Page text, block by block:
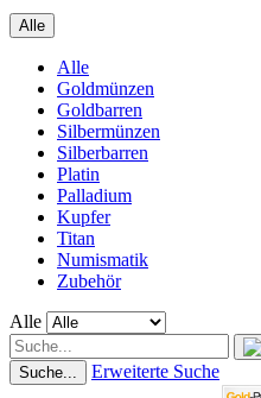
Alle
Alle
Goldmünzen
Goldbarren
Silbermünzen
Silberbarren
Platin
Palladium
Kupfer
Titan
Numismatik
Zubehör
Alle
Suche... Erweiterte Suche